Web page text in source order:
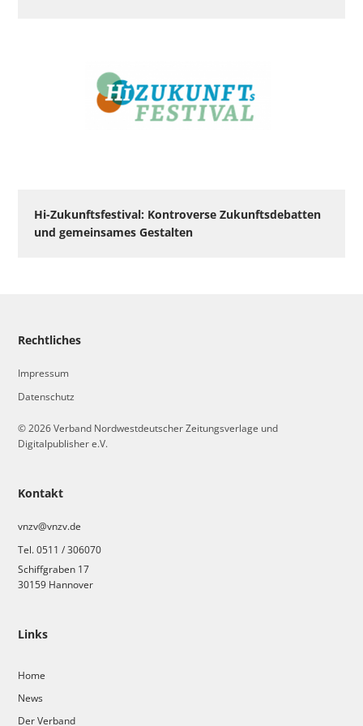
Hi-Zukunftsfestival: Kontroverse Zukunftsdebatten
und gemeinsames Gestalten
Links
Home
News
Der Verband
Kontakt
vnzv@vnzv.de
Tel. 0511 / 306070
Schiffgraben 17
30159 Hannover
Rechtliches
Impressum
Datenschutz
© 2026 Verband Nordwestdeutscher Zeitungsverlage und
Digitalpublisher e.V.